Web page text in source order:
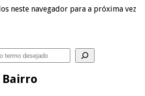
neste navegador para a próxima vez
Bairro